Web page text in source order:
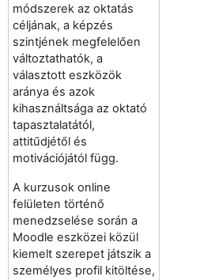
módszerek az oktatás
céljának, a képzés
szintjének megfelelően
változtathatók, a
választott eszközök
aránya és azok
kihasználtsága az oktató
tapasztalatától,
attitűdjétől és
motivációjától függ.
A kurzusok online
felületen történő
menedzselése során a
Moodle eszközei közül
kiemelt szerepet játszik a
személyes profil kitöltése,